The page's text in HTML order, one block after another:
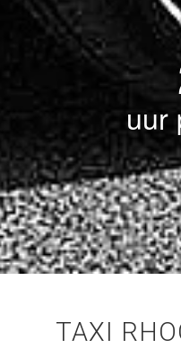
uur
TAXI